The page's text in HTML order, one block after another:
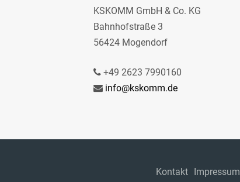
KSKOMM GmbH & Co. KG
Bahnhofstraße 3
56424 Mogendorf
+49 2623 7990160
info@kskomm.de
Kontakt Impressum